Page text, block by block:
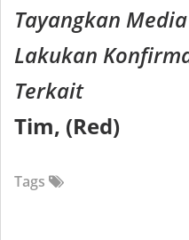
Tayangkan
Lakukan
Terkait
Tim, (Red)
Tags